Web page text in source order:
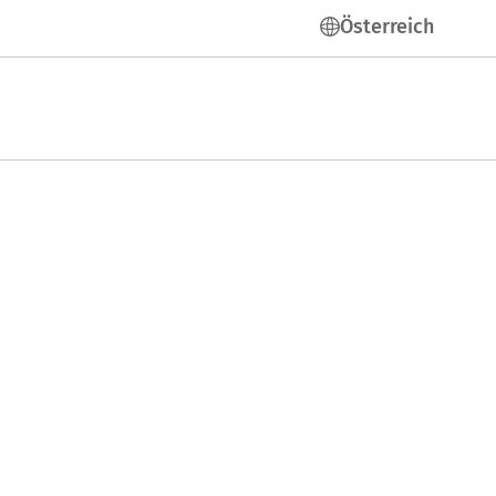
Österreich